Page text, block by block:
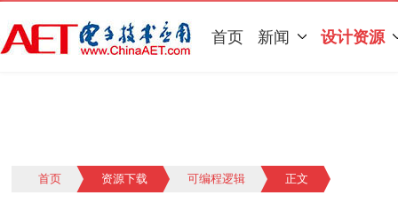
首页 新闻 设计资源
首页 资源下载 可编程逻辑 正文